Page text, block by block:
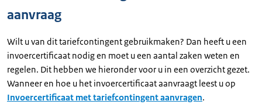
aanvraag
Wilt u van dit tariefcontingent gebruikmaken? Dan heeft u een
invoercertificaat nodig en moet u een aantal zaken weten en
regelen. Dit hebben we hieronder voor u in een overzicht gezet.
Wanneer en hoe u het invoercertificaat aanvraagt leest u op
Invoercertificaat met tariefcontingent aanvragen.